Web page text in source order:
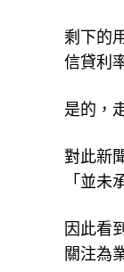
剩下的
信貸利
是的，
對此新
「並未
因此看
關注為